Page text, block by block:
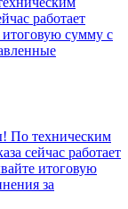
работает
итоговую сумму с
По техническим
сейчас работает
итоговую
за